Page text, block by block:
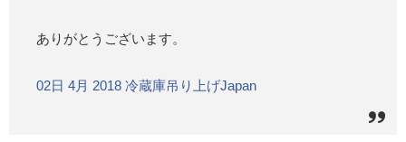
ありがとうございます。
02日 4月 2018 冷蔵庫吊り上げJapan